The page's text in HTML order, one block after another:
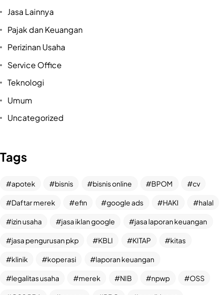
Jasa Lainnya
Pajak dan Keuangan
Perizinan Usaha
Service Office
Teknologi
Umum
Uncategorized
Tags
apotek bisnis bisnis online BPOM cv
Daftar merek efin google ads HAKI halal
izin usaha jasa iklan google jasa laporan keuangan
jasa pengurusan pkp KBLI KITAP kitas
klinik koperasi laporan keuangan
legalitas usaha merek NIB npwp OSS